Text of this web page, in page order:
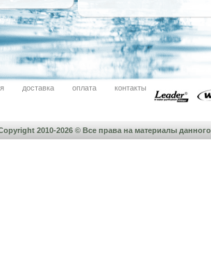
доставка оплата контакты
2010-2026 © Все права на материалы